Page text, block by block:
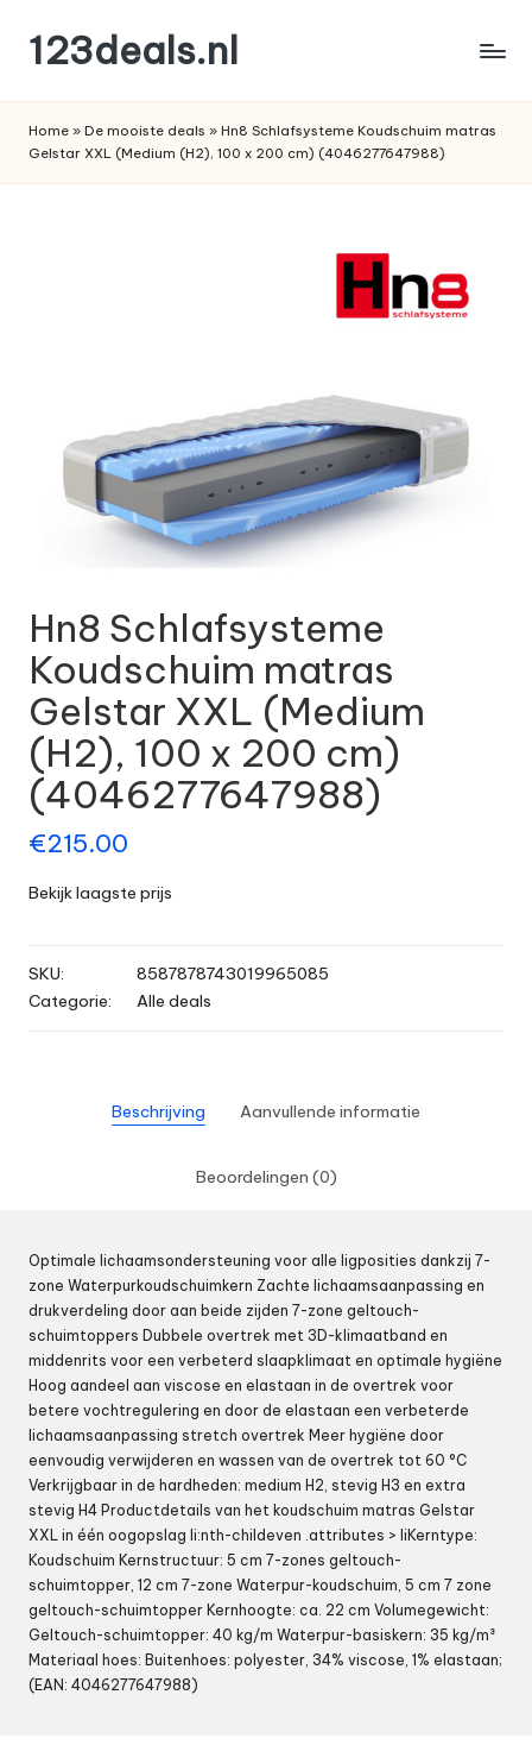
de
inhoud
123deals.nl
deals
Home » De mooiste deals » Hn8 Schlafsysteme Koudschuim matras
Gelstar XXL (Medium (H2), 100 x 200 cm) (4046277647988)
Hn8 Schlafsysteme
Koudschuim matras
Gelstar XXL (Medium
(H2), 100 x 200 cm)
(4046277647988)
€215.00
Bekijk laagste prijs
SKU:
8587878743019965085
Categorie:
Alle deals
Beschrijving Aanvullende informatie
Beoordelingen (0)
Optimale lichaamsondersteuning voor alle ligposities dankzij 7-
zone Waterpurkoudschuimkern Zachte lichaamsaanpassing en
drukverdeling door aan beide zijden 7-zone geltouch-
schuimtoppers Dubbele overtrek met 3D-klimaatband en
middenrits voor een verbeterd slaapklimaat en optimale hygiëne
Hoog aandeel aan viscose en elastaan in de overtrek voor
betere vochtregulering en door de elastaan een verbeterde
lichaamsaanpassing stretch overtrek Meer hygiëne door
eenvoudig verwijderen en wassen van de overtrek tot 60 °C
Verkrijgbaar in de hardheden: medium H2, stevig H3 en extra
stevig H4 Productdetails van het koudschuim matras Gelstar
XXL in één oogopslag li:nth-childeven .attributes > liKerntype:
Koudschuim Kernstructuur: 5 cm 7-zones geltouch-
schuimtopper, 12 cm 7-zone Waterpur-koudschuim, 5 cm 7 zone
geltouch-schuimtopper Kernhoogte: ca. 22 cm Volumegewicht:
Geltouch-schuimtopper: 40 kg/m Waterpur-basiskern: 35 kg/m³
Materiaal hoes: Buitenhoes: polyester, 34% viscose, 1% elastaan;
(EAN: 4046277647988)